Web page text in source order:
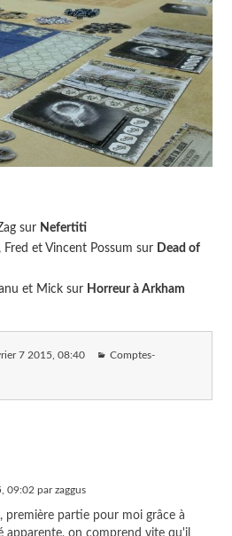
sur Nefertiti
et Vincent Possum sur Dead of
et Mick sur Horreur à Arkham
7 2015 , 08:40 Comptes-
09:02 par zaggus
partie pour moi grâce à
apparente, on comprend vite qu'il